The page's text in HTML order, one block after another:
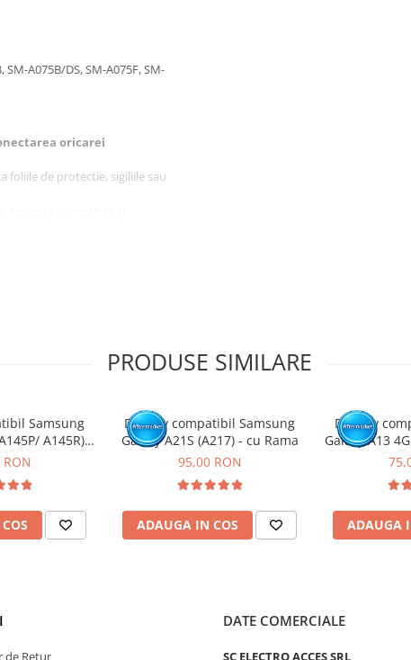
A075B/DS, SM-A075F, SM-
oricarei
foliile de protectie, sigiliile sau
PRODUSE SIMILARE
Samsung
A145R) -
Display compatibil Samsung
Galaxy A21S (A217) - cu Rama
95,00 RON
ADAUGA IN COS
Display
Galaxy A13
M33 5G
ADAUGA
de Retur
DATE COMERCIALE
SC ELECTRO ACCES SRL